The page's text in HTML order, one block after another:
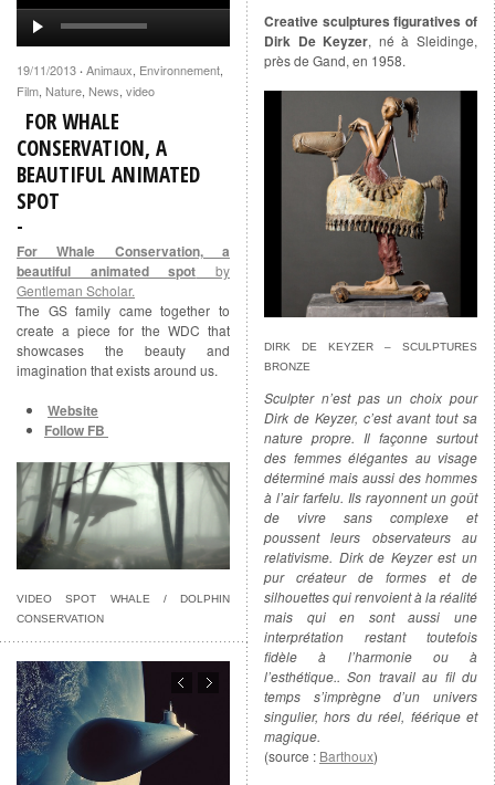
Creative sculptures figuratives of
Dirk De Keyzer, né à Sleidinge,
près de Gand, en 1958.
DIRK DE KEYZER – SCULPTURES
BRONZE
Sculpter n’est pas un choix pour
Dirk de Keyzer, c’est avant tout sa
nature propre. Il façonne surtout
des femmes élégantes au visage
déterminé mais aussi des hommes
à l’air farfelu. Ils rayonnent un goût
de vivre sans complexe et
poussent leurs observateurs au
relativisme. Dirk de Keyzer est un
pur créateur de formes et de
silhouettes qui renvoient à la réalité
mais qui en sont aussi une
interprétation restant toutefois
fidèle à l’harmonie ou à
l’esthétique.. Son travail au fil du
temps s’imprègne d’un univers
singulier, hors du réel, féérique et
magique.
(source : Barthoux)
19/11/2013 · Animaux, Environnement,
Film, Nature, News, video
FOR WHALE
CONSERVATION, A
BEAUTIFUL ANIMATED
SPOT
For Whale Conservation, a
beautiful animated spot by
Gentleman Scholar.
The GS family came together to
create a piece for the WDC that
showcases the beauty and
imagination that exists around us.
Website
Follow FB
VIDEO SPOT WHALE / DOLPHIN
CONSERVATION